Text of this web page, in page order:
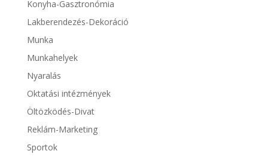
Konyha-Gasztronómia
Lakberendezés-Dekoráció
Munka
Munkahelyek
Nyaralás
Oktatási intézmények
Öltözködés-Divat
Reklám-Marketing
Sportok